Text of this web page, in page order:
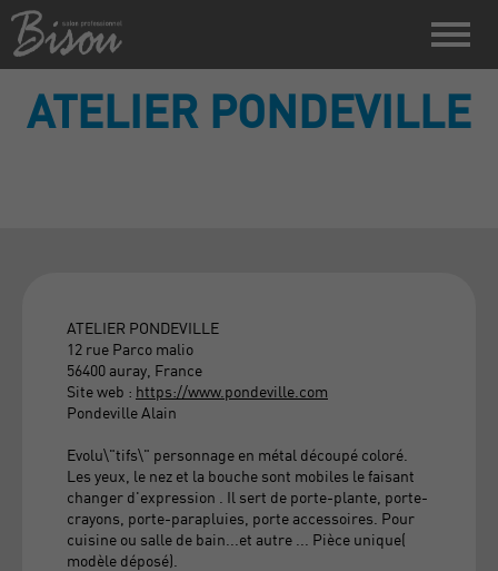
ATELIER PONDEVILLE
ATELIER PONDEVILLE
12 rue Parco malio
56400 auray, France
Site web : https://www.pondeville.com
Pondeville Alain
Evolu\"tifs\" personnage en métal découpé coloré.
Les yeux, le nez et la bouche sont mobiles le faisant
changer d'expression . Il sert de porte-plante, porte-
crayons, porte-parapluies, porte accessoires. Pour
cuisine ou salle de bain...et autre ... Pièce unique(
modèle déposé).